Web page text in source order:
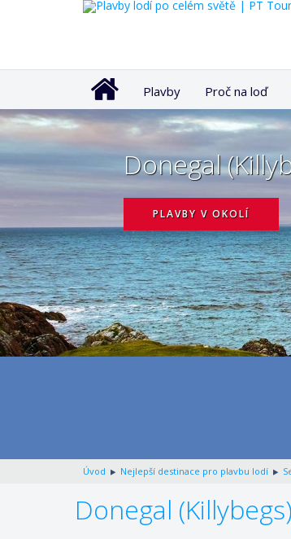
Plavby Proč na loď
Donegal
PLAVBY V OKOLÍ
Úvod Nejlepší destinace pro plavbu lodí
Donegal